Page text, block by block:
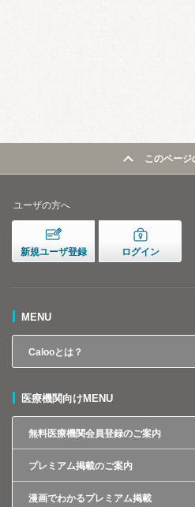
このページ
ユーザの方へ
新規ユーザ登録 ログイン
MENU
Calooとは？
医療機関向けMENU
無料医療機関会員登録のご案内
プレミアム掲載のご案内
漫画でわかるプレミアム掲載